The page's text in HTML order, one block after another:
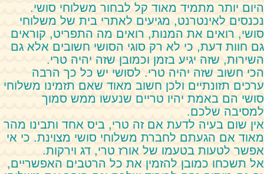
היום יותר מתמיד מאוד קל לבחור משלוחי סושי.
נכנסים לאינטרנט, מגיעים לאתרי בית של משלוחי
סושי, רואים את המנות, רואים מה התפריט, קוראים
גם חוות דעת, כי לא רק סוגי הסושי חשובים אלא גם
השירות, שזה יגיע בזמן וכמובן שזה יהיה טרי.
הכי חשוב שזה יהיה טרי. לסושי יש כל כך הרבה
ערכים תזונתיים ולכן חשוב מאוד שאם תזמינו משלוחי
סושי הם באמת יהיו טריים שנעשו ממש סמוך
למסיבה שלכם.
אין שום בעיה לדעת אם זה טרי, ביס אחד ותבינו מהר
מאוד אם הגעתם לחברת משלוחי סושי מצוינת. כי אי
אפשר לטעות בטעמו של אורז טרי, דג וירקות.
אל תשכחו כמובן להזמין את כל הרטבים האפשריים,